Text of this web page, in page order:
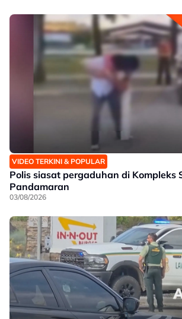
VIDEO TERKINI & POPULAR
Polis siasat pergaduhan di Kompleks
Pandamaran
03/08/2026